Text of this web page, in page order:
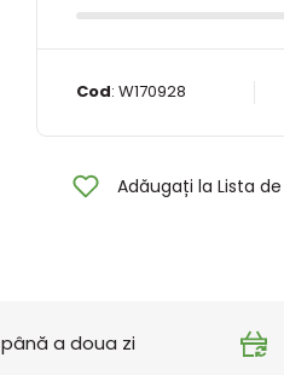
Cod: W170928
Adăugați la Lista
până a doua zi